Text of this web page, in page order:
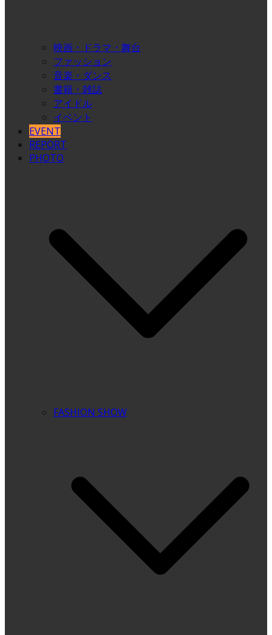
映画・ドラマ・舞台
ファッション
音楽・ダンス
書籍・雑誌
アイドル
イベント
EVENT
REPORT
PHOTO
FASHION SHOW